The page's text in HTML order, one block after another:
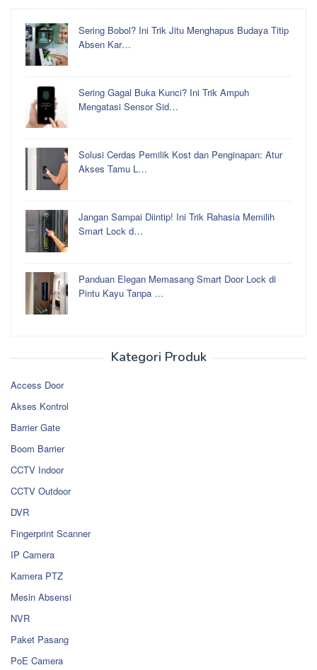
Sering Bobol? Ini Trik Jitu Menghapus Budaya Titip
Absen Kar…
Sering Gagal Buka Kunci? Ini Trik Ampuh
Mengatasi Sensor Sid…
Solusi Cerdas Pemilik Kost dan Penginapan: Atur
Akses Tamu L…
Jangan Sampai Diintip! Ini Trik Rahasia Memilih
Smart Lock d…
Panduan Elegan Memasang Smart Door Lock di
Pintu Kayu Tanpa …
Kategori Produk
Access Door
Akses Kontrol
Barrier Gate
Boom Barrier
CCTV Indoor
CCTV Outdoor
DVR
Fingerprint Scanner
IP Camera
Kamera PTZ
Mesin Absensi
NVR
Paket Pasang
PoE Camera